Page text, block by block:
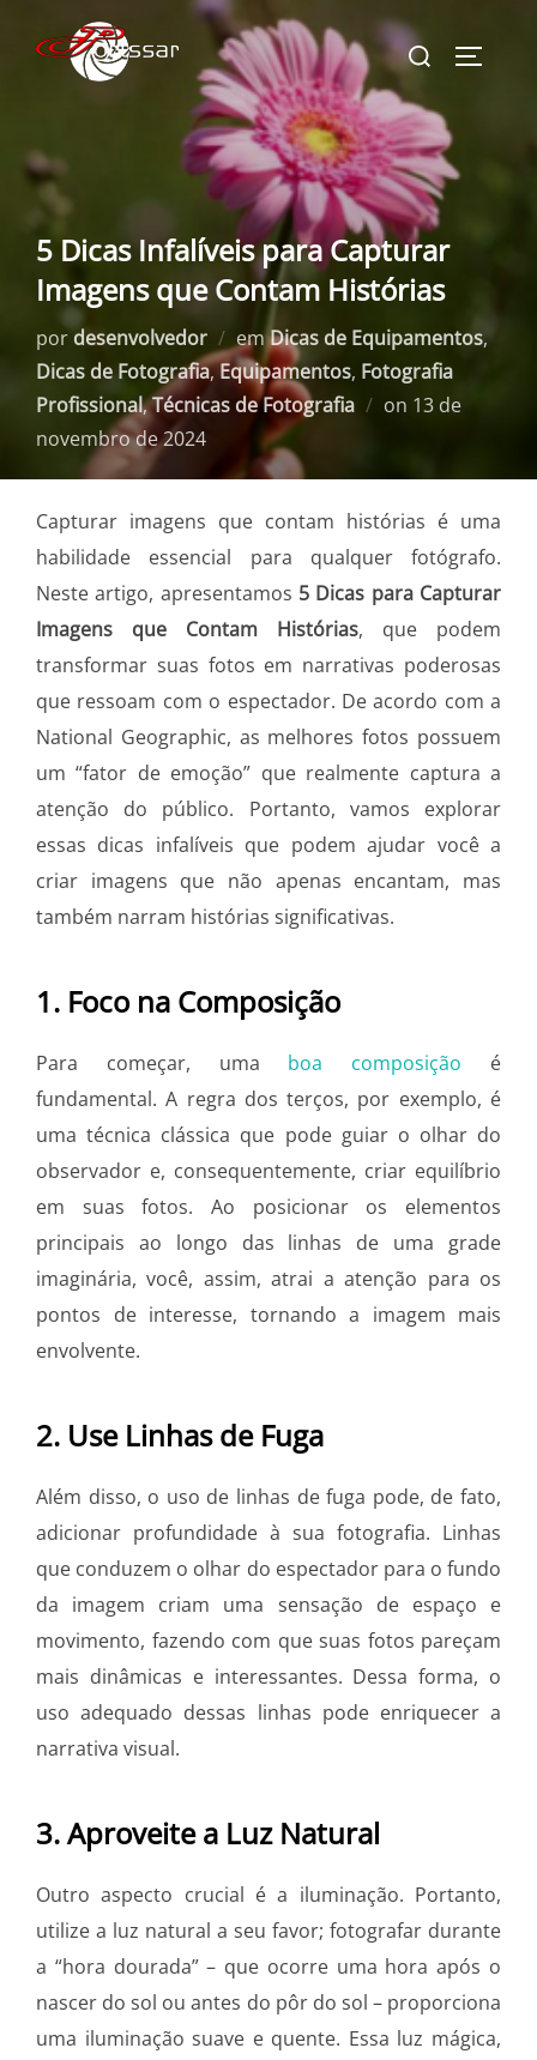
para
Pesquisar
por:
5 Dicas Infalíveis para Capturar
Imagens que Contam Histórias
por desenvolvedor emDicas de Equipamentos,
Dicas de Fotografia,Equipamentos, Fotografia
Profissional,Técnicas de Fotografia on Postado
13 de
novembro de 2024
Capturar imagens que contam histórias é uma
habilidade essencial para qualquer fotógrafo.
Neste artigo, apresentamos 5 Dicas para Capturar
Imagens que Contam Histórias, que podem
transformar suas fotos em narrativas poderosas
que ressoam com o espectador. De acordo com a
National Geographic, as melhores fotos possuem
um “fator de emoção” que realmente captura a
atenção do público. Portanto, vamos explorar
essas dicas infalíveis que podem ajudar você a
criar imagens que não apenas encantam, mas
também narram histórias significativas.
1. Foco na Composição
Para começar, uma boa composição é
fundamental. A regra dos terços, por exemplo, é
uma técnica clássica que pode guiar o olhar do
observador e, consequentemente, criar equilíbrio
em suas fotos. Ao posicionar os elementos
principais ao longo das linhas de uma grade
imaginária, você, assim, atrai a atenção para os
pontos de interesse, tornando a imagem mais
envolvente.
2. Use Linhas de Fuga
Além disso, o uso de linhas de fuga pode, de fato,
adicionar profundidade à sua fotografia. Linhas
que conduzem o olhar do espectador para o fundo
da imagem criam uma sensação de espaço e
movimento, fazendo com que suas fotos pareçam
mais dinâmicas e interessantes. Dessa forma, o
uso adequado dessas linhas pode enriquecer a
narrativa visual.
3. Aproveite a Luz Natural
Outro aspecto crucial é a iluminação. Portanto,
utilize a luz natural a seu favor; fotografar durante
a “hora dourada” – que ocorre uma hora após o
nascer do sol ou antes do pôr do sol – proporciona
uma iluminação suave e quente. Essa luz mágica,